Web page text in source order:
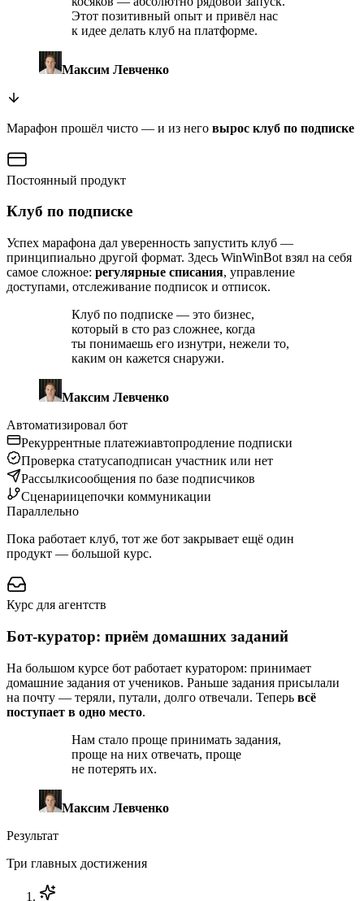
Этот позитивный опыт и привёл нас
к идее делать клуб на платформе.
Максим Левченко
Марафон прошёл чисто — и из него вырос клуб по подписке
Постоянный продукт
Клуб по подписке
Успех марафона дал уверенность запустить клуб —
принципиально другой формат. Здесь WinWinBot взял на себя
самое сложное: регулярные списания, управление
доступами, отслеживание подписок и отписок.
Клуб по подписке — это бизнес,
который в сто раз сложнее, когда
ты понимаешь его изнутри, нежели то,
каким он кажется снаружи.
Максим Левченко
Автоматизировал бот
Рекуррентные платежиавтопродление подписки
Проверка статусаподписан участник или нет
Рассылкисообщения по базе подписчиков
Сценариицепочки коммуникации
Параллельно
Пока работает клуб, тот же бот закрывает ещё один
продукт — большой курс.
Курс для агентств
Бот-куратор: приём домашних заданий
На большом курсе бот работает куратором: принимает
домашние задания от учеников. Раньше задания присылали
на почту — теряли, путали, долго отвечали. Теперь всё
поступает в одно место.
Нам стало проще принимать задания,
проще на них отвечать, проще
не потерять их.
Максим Левченко
Результат
Три главных достижения